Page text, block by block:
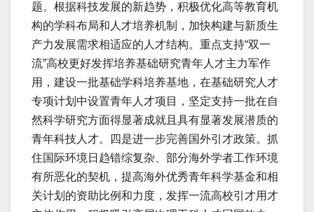
题。根据科技发展的新趋势，积极优化高等教育机
构的学科布局和人才培养机制，加快构建与新质生
产力发展需求相适应的人才结构。重点支持“双一
流”高校更好发挥培养基础研究青年人才主力军作
用，建设一批基础学科培养基地，在基础研究人才
专项计划中设置青年人才项目，坚定支持一批在自
然科学研究方面得显著成就且具有显著发展潜质的
青年科技人才。四是进一步完善国外引才政策。抓
住国际环境日趋错综复杂、部分海外学者工作环境
有所恶化的契机，提高海外优秀青年科学基金和相
关计划的资助比例和力度，发挥一流高校引才用才